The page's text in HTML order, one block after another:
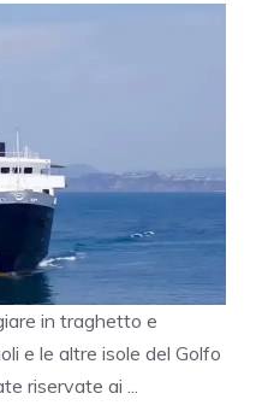
in traghetto e
e le altre isole del Golfo
riservate ai ...